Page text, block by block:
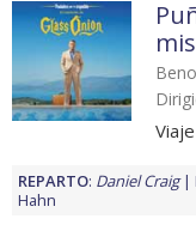
REPARTO: Daniel Craig
Hahn